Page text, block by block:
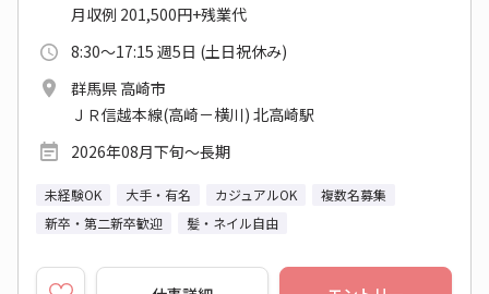
月収例 201,500円+残業代
8:30～17:15 週5日 (土日祝休み)
群馬県 高崎市
ＪＲ信越本線(高崎－横川) 北高崎駅
2026年08月下旬～長期
未経験OK 大手・有名 カジュアルOK
複数名募集
新卒・第二新卒歓迎
髪・ネイル自由